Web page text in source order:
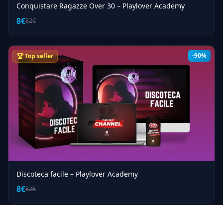
Conquistare Ragazze Over 30 – Playlover Academy
8€82€
-90%
🏆 Top seller
Discoteca facile – Playlover Academy
8€82€